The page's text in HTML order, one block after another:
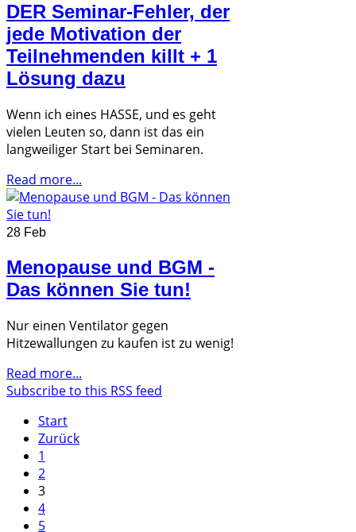
DER Seminar-Fehler, der
jede Motivation der
Teilnehmenden killt + 1
Lösung dazu
Wenn ich eines HASSE, und es geht
vielen Leuten so, dann ist das ein
langweiliger Start bei Seminaren.
Read more...
28 Feb
Menopause und BGM -
Das können Sie tun!
Nur einen Ventilator gegen
Hitzewallungen zu kaufen ist zu wenig!
Read more...
Subscribe to this RSS feed
Start
Zurück
1
2
3
4
5